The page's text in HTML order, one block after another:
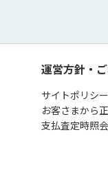
運営方針・
サイトポリシー
お客さまから
支払査定時照